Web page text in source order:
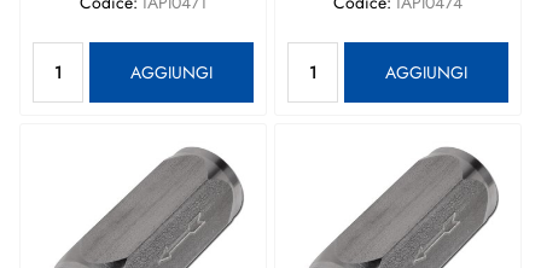
AGGIUNGI AGGIUNGI